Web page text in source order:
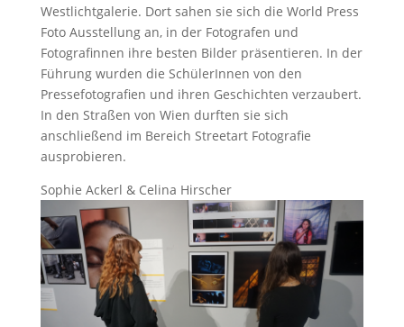
Westlichtgalerie. Dort sahen sie sich die World Press
Foto Ausstellung an, in der Fotografen und
Fotografinnen ihre besten Bilder präsentieren. In der
Führung wurden die SchülerInnen von den
Pressefotografien und ihren Geschichten verzaubert.
In den Straßen von Wien durften sie sich
anschließend im Bereich Streetart Fotografie
ausprobieren.
Sophie Ackerl & Celina Hirscher